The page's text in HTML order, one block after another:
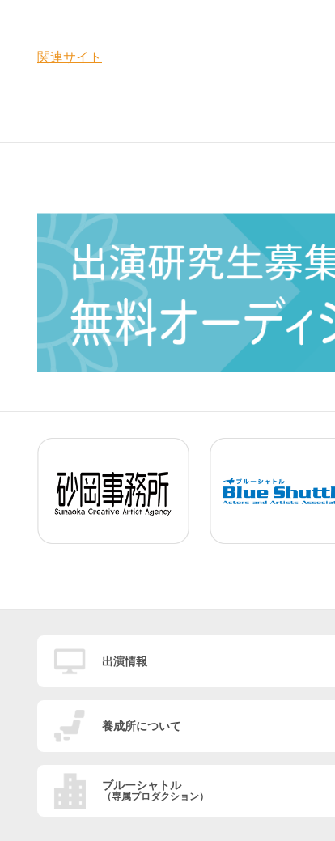
関連サイト
出演情報
養成所について
ブルーシャトル
（専属プロダクション）